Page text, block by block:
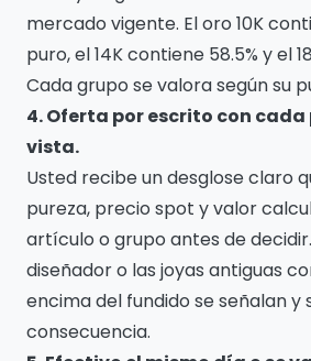
mercado vigente. El oro 10K
puro, el 14K contiene 58.5% y el
Cada grupo se valora según su
4. Oferta por escrito con
vista.
Usted recibe un desglose claro
pureza, precio spot y valor
artículo o grupo antes de
diseñador o las joyas antiguas
encima del fundido se señalan y
consecuencia.